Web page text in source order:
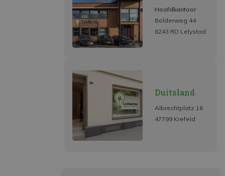
Hoofdkantoor
Bolderweg 44
8243 RD Lelystad
Duitsland
Albrechtplatz 16
47799 Krefeld